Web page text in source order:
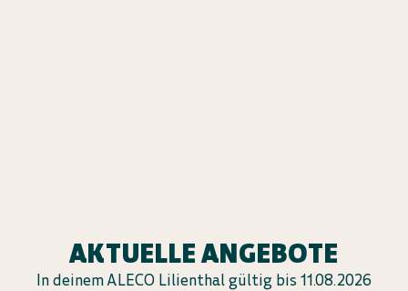
AKTUELLE ANGEBOTE
In deinem ALECO Lilienthal gültig bis 11.08.2026